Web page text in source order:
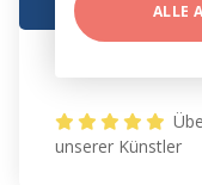
ALLE
unserer Künstler